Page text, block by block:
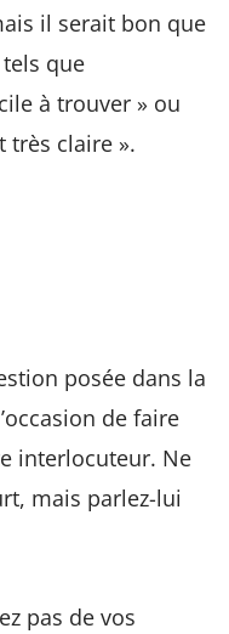
il serait bon que
que
à trouver » ou
très claire ».
posée dans la
de faire
interlocuteur. Ne
mais parlez-lui
pas de vos